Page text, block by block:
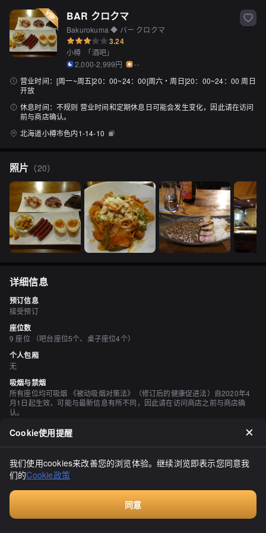
BAR クロクマ
Bakurokuma ◆ バー クロクマ
3.24
小樽 「酒吧」
2,000-2,999円
--
营业时间： [周一~周五]20：00~24：00[周六・周日]20：00~24：00 周日
开放
休息时间： 不规则 营业时间和定期休息日可能会发生变化，因此请在访问
前与商店确认。
北海道小樽市色内1-14-10
照片 （20）
详细信息
预订信息
接受预订
座位数
9 座位 （吧台座位5个、桌子座位4个）
个人包厢
无
吸烟与禁烟
所有座位均可吸烟 《被动吸烟对策法》（修订后的健康促进法）自2020年4
月1日起生效，可能与最新信息有所不同，因此请在访问商店之前与商店确
认。
停车场
无
有吧台座位
有烧酒、有葡萄酒、有鸡尾酒
Cookie使用提醒
我们使用cookies来改善您的浏览体验。继续浏览即表示您同意我
们的Cookie政策
同意